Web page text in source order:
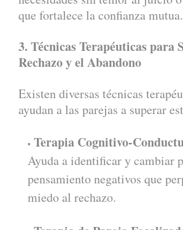
que fortalece la confianza mutua.
3. Técnicas Terapéuticas para
Rechazo y el Abandono
Existen diversas técnicas
ayudan a las parejas a superar
Terapia Cognitivo-
Ayuda a identificar y cambiar
pensamiento negativos que
miedo al rechazo.